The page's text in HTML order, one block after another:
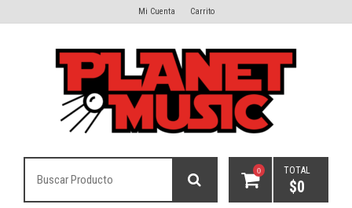
Mi Cuenta Carrito
0 TOTAL
$0